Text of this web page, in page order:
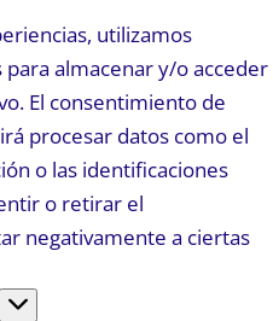
utilizamos
almacenar y/o acceder
El consentimiento de
procesar datos como el
o las identificaciones
o retirar el
negativamente a ciertas